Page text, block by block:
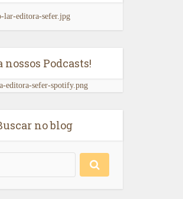
nossos Podcasts!
no blog